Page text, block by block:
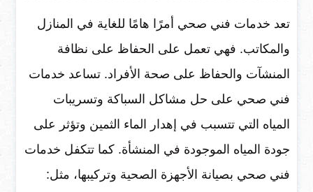
تعد خدمات فني صحي أمرًا هامًا للغاية في المنازل
والمكاتب. فهي تعمل على الحفاظ على نظافة
المنشآت والحفاظ على صحة الأفراد. تساعد خدمات
فني صحي على حل مشاكل السباكة وتسريبات
المياه التي تتسبب في إهدار الماء الثمين وتؤثر على
جودة المياه الموجودة في المنشأة. كما تتكفل خدمات
فني صحي بصيانة الأجهزة الصحية وتركيبها، مثل: